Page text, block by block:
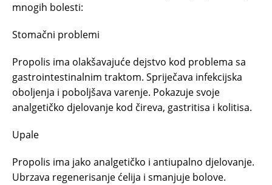
mnogih bolesti:
Stomačni problemi
Propolis ima olakšavajuće dejstvo kod problema sa
gastrointestinalnim traktom. Spriječava infekcijska
oboljenja i poboljšava varenje. Pokazuje svoje
analgetičko djelovanje kod čireva, gastritisa i kolitisa.
Upale
Propolis ima jako analgetičko i antiupalno djelovanje.
Ubrzava regenerisanje ćelija i smanjuje bolove.